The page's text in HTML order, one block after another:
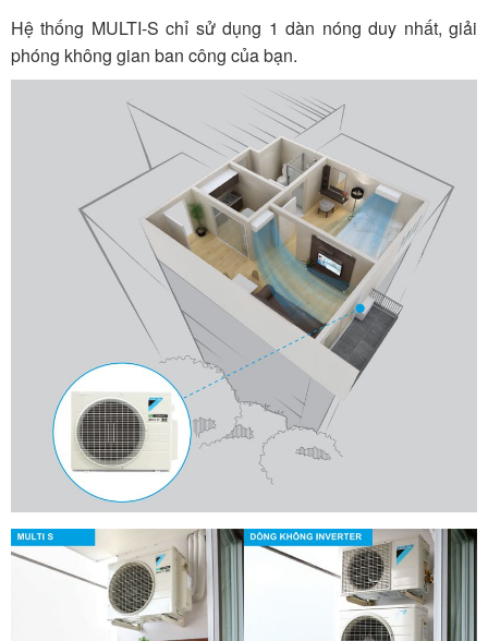
Hệ thống MULTI-S chỉ sử dụng 1 dàn nóng duy nhất, giải
phóng không gian ban công của bạn.